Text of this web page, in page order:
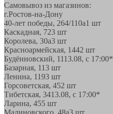
Самовывоз из магазинов:
г.Ростов-на-Дону
40-лет победы, 264/110а1 шт
Каскадная, 723 шт
Королева, 30а3 шт
Красноармейская, 1442 шт
Будённовский, 1113.08, с 17:00*
Базарная, 113 шт
Ленина, 1193 шт
Горсоветская, 452 шт
Тибетская, 3413.08, с 17:00*
Ларина, 455 шт
Малиновского, 48а3 шт